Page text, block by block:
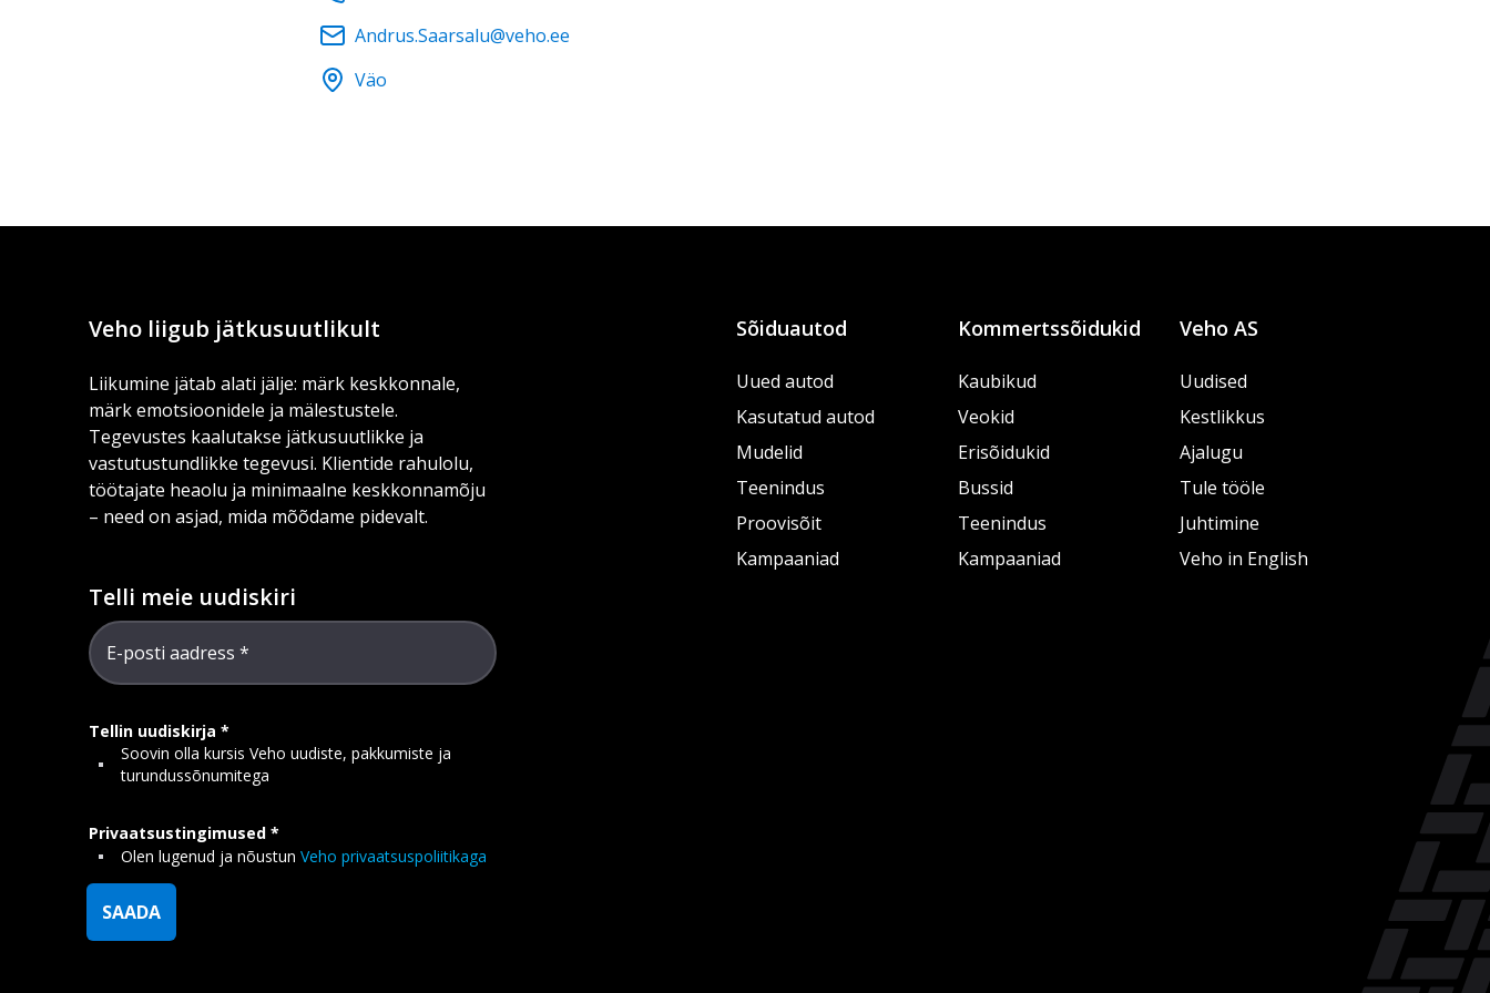
Andrus.Saarsalu@veho.ee
Väo
Veho liigub jätkusuutlikult
Liikumine jätab alati jälje: märk keskkonnale,
märk emotsioonidele ja mälestustele.
Tegevustes kaalutakse jätkusuutlikke ja
vastutustundlikke tegevusi. Klientide rahulolu,
töötajate heaolu ja minimaalne keskkonnamõju
– need on asjad, mida mõõdame pidevalt.
Telli meie uudiskiri
E-posti aadress
Tellin uudiskirja
Soovin olla kursis Veho uudiste, pakkumiste ja
turundussõnumitega
Privaatsustingimused
Olen lugenud ja nõustun Veho privaatsuspoliitikaga
SAADA
Sõiduautod
Uued autod
Kasutatud autod
Mudelid
Teenindus
Proovisõit
Kampaaniad
Kommertssõidukid
Kaubikud
Veokid
Erisõidukid
Bussid
Teenindus
Kampaaniad
Veho AS
Uudised
Kestlikkus
Ajalugu
Tule tööle
Juhtimine
Veho in English